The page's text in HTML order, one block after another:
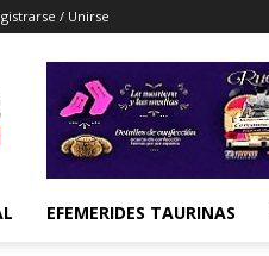
/ Unirse
EFEMERIDES TAURINAS